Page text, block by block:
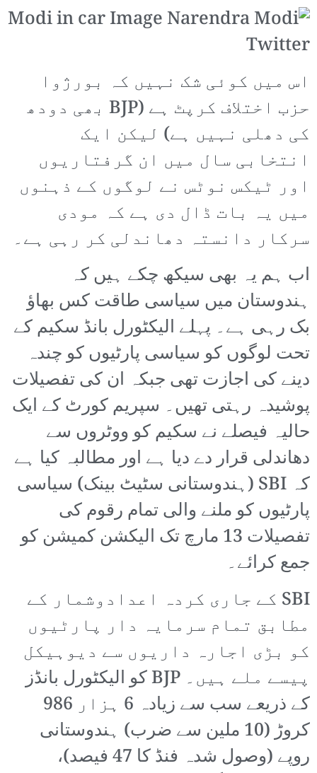
اس میں کوئی شک نہیں کہ بورژوا
حزب اختلاف کرپٹ ہے (BJP بھی دودھ
کی دھلی نہیں ہے) لیکن ایک
انتخابی سال میں ان گرفتاریوں
اور ٹیکس نوٹس نے لوگوں کے ذہنوں
میں یہ بات ڈال دی ہے کہ مودی
سرکار دانستہ دھاندلی کر رہی ہے۔
اب ہم یہ بھی سیکھ چکے ہیں کہ
ہندوستان میں سیاسی طاقت کس بھاؤ
بک رہی ہے۔ پہلے الیکٹورل بانڈ سکیم کے
تحت لوگوں کو سیاسی پارٹیوں کو چندہ
دینے کی اجازت تھی جبکہ ان کی تفصیلات
پوشیدہ رہتی تھیں۔ سپریم کورٹ کے ایک
حالیہ فیصلے نے سکیم کو ووٹروں سے
دھاندلی قرار دے دیا ہے اور مطالبہ کیا ہے
کہ SBI (ہندوستانی سٹیٹ بینک) سیاسی
پارٹیوں کو ملنے والی تمام رقوم کی
تفصیلات 13 مارچ تک الیکشن کمیشن کو
جمع کرائے۔
SBI کے جاری کردہ اعدادوشمار کے
مطابق تمام سرمایہ دار پارٹیوں
کو بڑی اجارہ داریوں سے دیوہیکل
پیسے ملے ہیں۔ BJP کو الیکٹورل بانڈز
کے ذریعے سب سے زیادہ 6 ہزار 986
کروڑ (10 ملین سے ضرب) ہندوستانی
روپے (وصول شدہ فنڈ کا 47 فیصد)،